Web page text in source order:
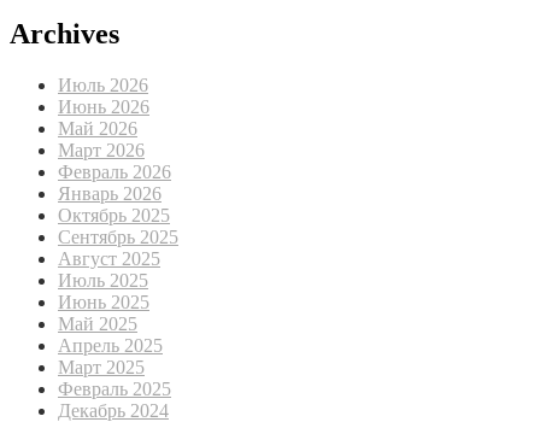
Archives
Июль 2026
Июнь 2026
Май 2026
Март 2026
Февраль 2026
Январь 2026
Октябрь 2025
Сентябрь 2025
Август 2025
Июль 2025
Июнь 2025
Май 2025
Апрель 2025
Март 2025
Февраль 2025
Декабрь 2024